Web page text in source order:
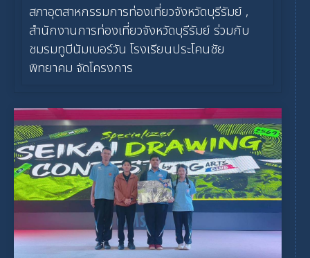
สภาอุตสาหกรรมการท่องเที่ยวจังหวัดบุรีรัมย์ ,
สำนักงานการท่องเที่ยวจังหวัดบุรีรัมย์ ร่วมกับ
ชมรมทูบีนัมเบอร์วัน โรงเรียนประโคนชัย
พิทยาคม จัดโครงการ